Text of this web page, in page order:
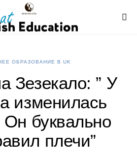
ОБРАЗОВАНИЕ В UK
Зезекало: ” У
изменилась
Он буквально
плечи”